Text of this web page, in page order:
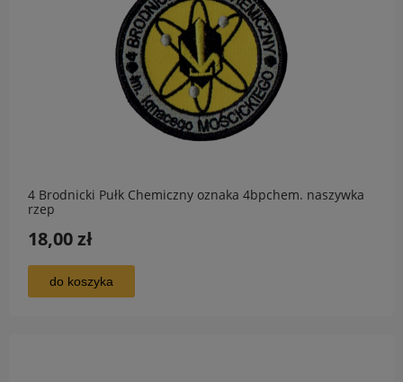
4 Brodnicki Pułk Chemiczny oznaka 4bpchem. naszywka
rzep
18,00 zł
do koszyka